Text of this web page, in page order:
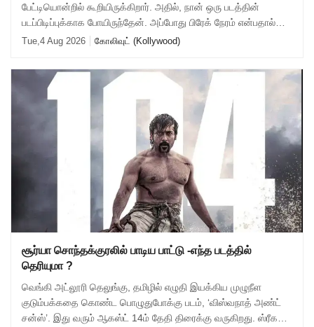
பேட்டியொன்றில் கூறியிருக்கிறார். அதில், நான் ஒரு படத்தின்
படப்பிடிப்புக்காக போயிருந்தேன். அப்போது பிரேக் நேரம் என்பதால்
கேரவனில் தனியாக ஓய்வ
Tue,4 Aug 2026 கோலிவுட் (Kollywood)
சூர்யா சொந்தக்குரலில் பாடிய பாட்டு -எந்த படத்தில்
தெரியுமா ?
வெங்கி அட்லூரி தெலுங்கு, தமிழில் எழுதி இயக்கிய முழுநீள
குடும்பக்கதை கொண்ட பொழுதுபோக்கு படம், ‘விஸ்வநாத் அண்ட்
சன்ஸ்’. இது வரும் ஆகஸ்ட் 14ம் தேதி திரைக்கு வருகிறது. ஸ்ரீகரா